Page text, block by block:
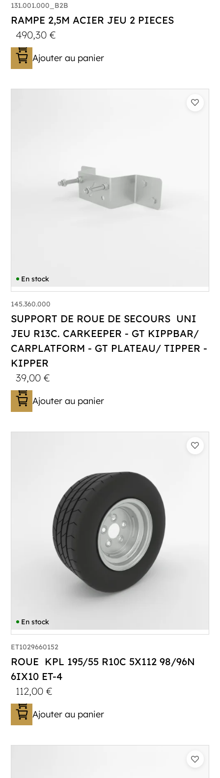
131.001.000_B2B
RAMPE 2,5M ACIER JEU 2 PIECES
490,30€
Ajouter au panier
En stock
145.360.000
SUPPORT DE ROUE DE SECOURS UNI
JEU R13C. CARKEEPER - GT KIPPBAR/
CARPLATFORM - GT PLATEAU/ TIPPER -
KIPPER
39,00€
Ajouter au panier
En stock
ET1029660152
ROUE KPL 195/55 R10C 5X112 98/96N
6IX10 ET-4
112,00€
Ajouter au panier